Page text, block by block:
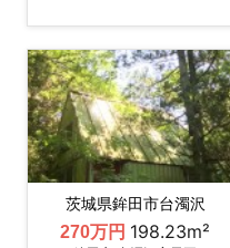
茨城県鉾田市台濁沢
270万円 198.23m²